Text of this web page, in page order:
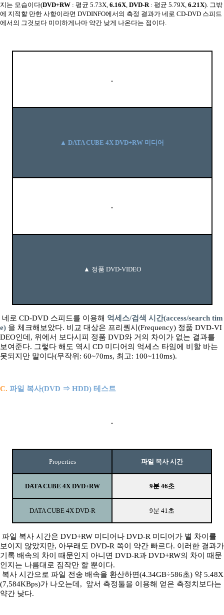
지는 모습이다(DVD+RW : 평균 5.73X, 6.16X DVD-R : 평균 5.79X, 6.21X). 그밖
에 지적할 만한 사항이라면 DVDINFO에서의 측정 결과가 네로 CD-DVD 스피드
에서의 그것보다 미미하게나마 약간 낮게 나온다는 점이다.
▲ DATA CUBE 4X DVD+RW 미디어
▲ 정품 DVD-VIDEO
네로 CD-DVD 스피드를 이용해 억세스/검색 시간(access/search tim
e) 을 체크해보았다. 비교 대상은 프리퀀시(Frequency) 정품 DVD-VI
DEO인데, 위에서 보다시피 정품 DVD와 거의 차이가 없는 결과를
보여준다. 그렇다 해도 역시 CD 미디어의 억세스 타임에 비할 바는
못되지만 말이다(무작위: 60~70ms, 최고: 100~110ms).
C. 파일 복사(DVD ⇒ HDD) 테스트
Properties 파일 복사 시간
DATA CUBE 4X DVD+RW 9분 46초
DATA CUBE 4X DVD-R 9분 41초
파일 복사 시간은 DVD+RW 미디어나 DVD-R 미디어가 별 차이를
보이지 않았지만, 아무래도 DVD-R 쪽이 약간 빠르다. 이러한 결과가
기록 배속의 차이 때문인지 아니면 DVD-R과 DVD+RW의 차이 때문
인지는 나름대로 짐작만 할 뿐이다.
복사 시간으로 파일 전송 배속을 환산하면(4.34GB÷586초) 약 5.48X
(7,584KBps)가 나오는데, 앞서 측정툴을 이용해 얻은 측정치보다는
약간 낮다.